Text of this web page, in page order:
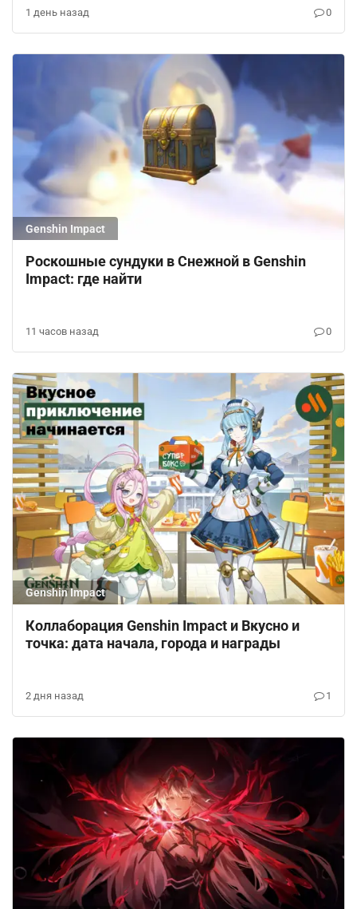
1 день назад 0
Genshin Impact
Роскошные сундуки в Снежной в Genshin
Impact: где найти
11 часов назад 0
Genshin Impact
Коллаборация Genshin Impact и Вкусно и
точка: дата начала, города и награды
2 дня назад 1